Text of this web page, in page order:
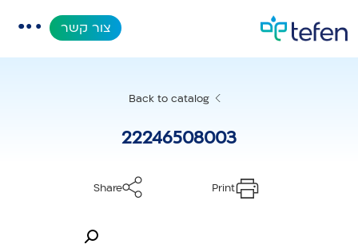
צור קשר
Back to catalog
22246508003
Share Print